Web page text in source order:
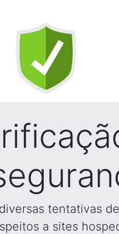
tentativas de
a sites